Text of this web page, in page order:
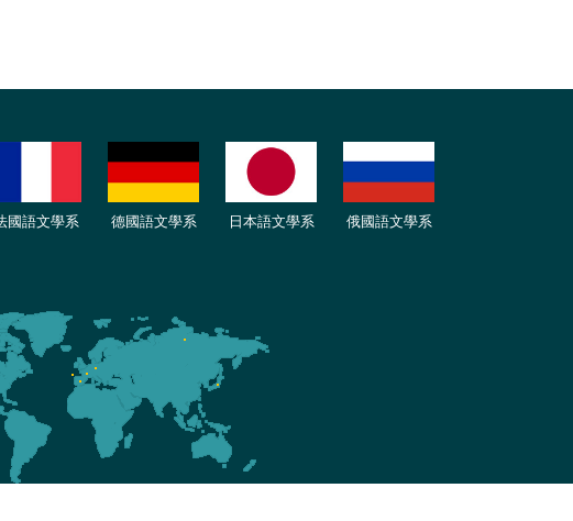
國語文學系 德國語文學系 日本語文學系 俄國語文學系